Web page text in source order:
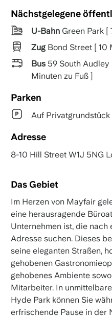
Nächstgelegene
U-BahnGreen Park [
ZugBond Street [ 10
Bus59 South Audley
Minuten zu Fuß ]
Parken
Auf Privatgrundstück
Adresse
8-10 Hill Street W1J 5NG
Das Gebiet
Im Herzen von Mayfair
eine herausragende
Unternehmen ist, die
Adresse suchen. Dieses
seine eleganten Straßen,
gehobenen
gehobenes Ambiente
Mitarbeiter. In
Hyde Park können Sie
erfrischende Pause in der